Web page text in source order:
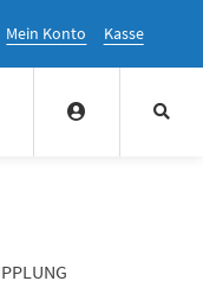
Mein Konto Kasse